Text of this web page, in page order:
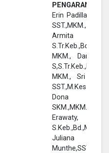
PENGARANG :
Erin Padilla
SST.,MKM.,
Armita
S.Tr.Keb.,Bdn.,
MKM.,
S,S.Tr.Keb.,Bd.,
MKM., Sri
SST.,M.Kes.,
Dona
SKM.,MKM.,
Erawaty,
S.Keb.,Bd.,MKM.,
Juliana